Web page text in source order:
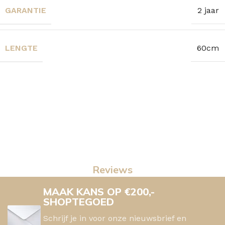
GARANTIE 2 jaar
LENGTE 60cm
Reviews
MAAK KANS OP €200,-
SHOPTEGOED
Schrijf je in voor onze nieuwsbrief en